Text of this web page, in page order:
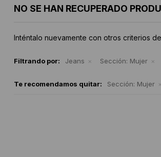
Calzado
Camisas
Bermudas
Musculosas
Ropa Interior
Canguros
Remeras
Musculosas
Camperas
Buzos
Gorras
Cintos
NO SE HAN RECUPERADO
Inténtalo nuevamente con otros criterios
Filtrando por: Jeans Sección: Mujer
Te recomendamos quitar: Sección: Mujer